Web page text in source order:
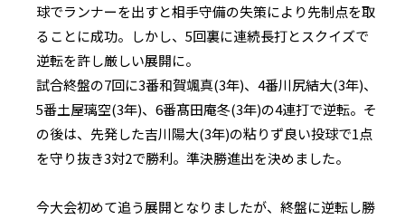
球でランナーを出すと相手守備の失策により先制点を取
ることに成功。しかし、5回裏に連続長打とスクイズで
逆転を許し厳しい展開に。
試合終盤の7回に3番和賀颯真(3年)、4番川尻結大(3年)、
5番土屋璃空(3年)、6番髙田庵冬(3年)の4連打で逆転。そ
の後は、先発した吉川陽大(3年)の粘りず良い投球で1点
を守り抜き3対2で勝利。準決勝進出を決めました。
今大会初めて追う展開となりましたが、終盤に逆転し勝